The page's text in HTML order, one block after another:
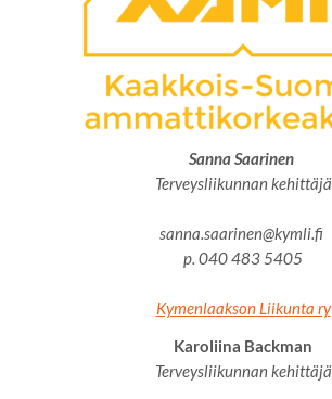
Sanna Saarinen
Terveysliikunnan kehittäjä
sanna.saarinen@kymli.fi
p. 040 483 5405
Kymenlaakson Liikunta ry
Karoliina Backman
Terveysliikunnan kehittäjä